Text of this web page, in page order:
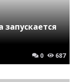
0 687